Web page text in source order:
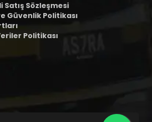
Satış Sözleşmesi
Güvenlik Politikası
Politikası